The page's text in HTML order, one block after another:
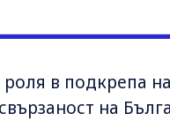
в подкрепа
на